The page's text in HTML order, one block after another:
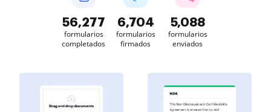
56,277
formularios
completados
6,704
formularios
firmados
5,088
formularios
enviados